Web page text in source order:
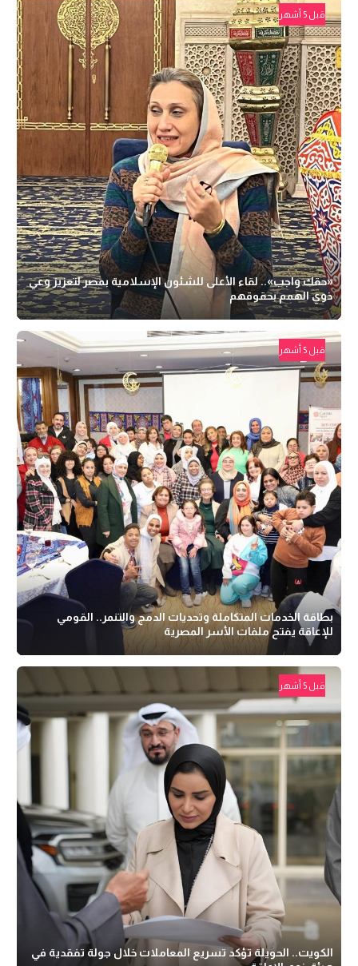
قبل 5 أشهر
«حقك واجب».. لقاء الأعلى للشئون الإسلامية بمصر لتعزيز وعي
ذوي الهمم بحقوقهم
قبل 5 أشهر
بطاقة الخدمات المتكاملة وتحديات الدمج والتنمر.. القومي
للإعاقة يفتح ملفات الأسر المصرية
قبل 5 أشهر
الكويت.. الحويلة تؤكد تسريع المعاملات خلال جولة تفقدية في